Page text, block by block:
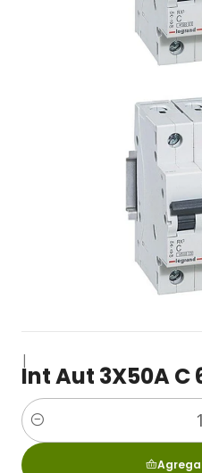
|
Int Aut 3X50A C
Cantidad